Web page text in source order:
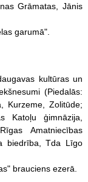
Grāmatas, Jānis
garumā".
kultūras un
(Piedalās:
Kurzeme, Zolitūde;
Katoļu ģimnāzija,
Amatniecības
biedrība, Tda Līgo
brauciens ezerā.